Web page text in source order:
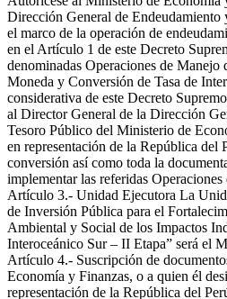
Dirección General de Endeudamiento
el marco de la operación de
en el Artículo 1 de este Decreto
denominadas Operaciones de Manejo
Moneda y Conversión de Tasa de
considerativa de este Decreto
al Director General de la Dirección
Tesoro Público del Ministerio de
en representación de la República del
conversión así como toda la
implementar las referidas
Artículo 3.- Unidad Ejecutora La
de Inversión Pública para el
Ambiental y Social de los Impactos
Interoceánico Sur – II Etapa” será el
Artículo 4.- Suscripción de
Economía y Finanzas, o a quien él
representación de la República del